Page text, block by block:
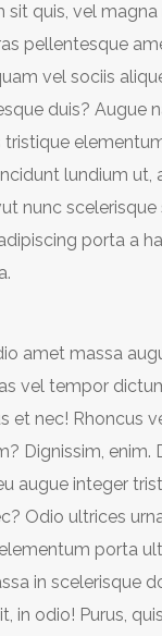
sit quis, vel
pellentesque
vel sociis
duis? Augue
lundium ut,
nunc scelerisque
porta a
amet massa
vel tempor
et nec! Rhoncus
Dignissim, enim.
augue integer
Odio ultrices
porta
in scelerisque
in odio! Purus,